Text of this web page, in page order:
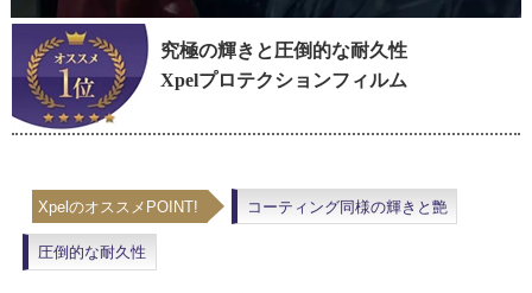
究極の輝きと圧倒的な耐久性
Xpelプロテクションフィルム
XpelのオススメPOINT! コーティング同様の輝きと艶
圧倒的な耐久性